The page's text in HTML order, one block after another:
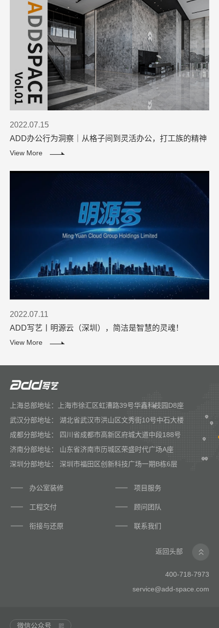
2022.07.15
ADD办公行为洞察｜从格子间到灵活办公，打工族的精神
解放进程
View More
2022.07.11
ADD写艺丨明源云（深圳），简洁是智慧的灵魂！
View More
上海总部地址：上海市徐汇区虹漕路39号华鑫科技园D8座
武汉分部地址： 湖北省武汉市洪山区文秀街10号中石大楼
成都分部地址： 四川省成都市高新区府城大道中段188号
济南分部地址： 山东省济南市历城区荣盛时代广场A座
深圳分部地址： 深圳市福田区创新科技广场一期B栋6层
办公室装修 项目服务
工程交付 顾问团队
衔接与还原 联系我们
返回头部
400-718-7973
service@add-space.com
微信公众号